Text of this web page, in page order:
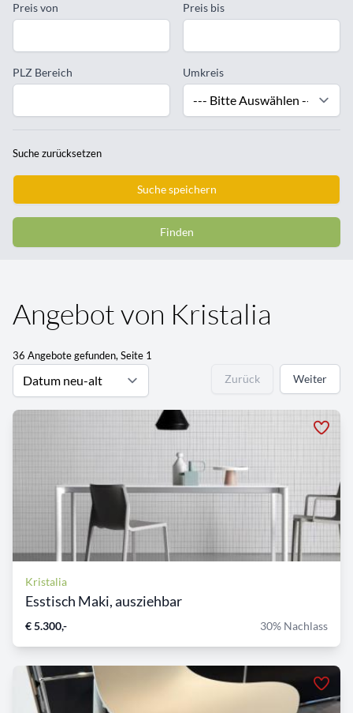
Preis von Preis bis
PLZ Bereich Umkreis
Suche zurücksetzen
Suche speichern
Finden
Angebot von Kristalia
36 Angebote gefunden, Seite 1
Zurück Weiter
Kristalia
Esstisch Maki, ausziehbar
€ 5.300,- 30% Nachlass